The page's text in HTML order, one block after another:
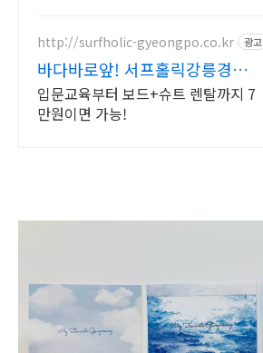
http://surfholic-gyeongpo.co.kr 광고
바다바로앞! 서프홀릭강릉경포
서핑을 위한 최고의 바다
입문교육부터 보드+슈트 렌탈까지 7
만원이면 가능!